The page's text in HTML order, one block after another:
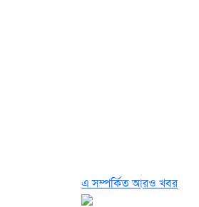
এ সম্পর্কিত আরও খবর